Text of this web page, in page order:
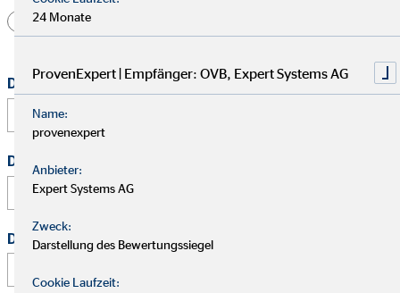
Herr
Dein vollständiger Name *
Deine E-Mail Adresse
Deine Telefonnummer
24 Monate
ProvenExpert | Empfänger: OVB, Expert Systems AG
Name:
provenexpert
Anbieter:
Expert Systems AG
Zweck:
Darstellung des Bewertungssiegel
Cookie Laufzeit: